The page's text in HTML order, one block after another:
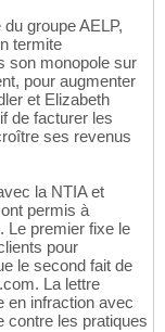
groupe AELP,
termite
son monopole sur
pour augmenter
et Elizabeth
de facturer les
ses revenus
la NTIA et
permis à
Le premier fixe le
pour
le second fait de
La lettre
en infraction avec
contre les pratiques